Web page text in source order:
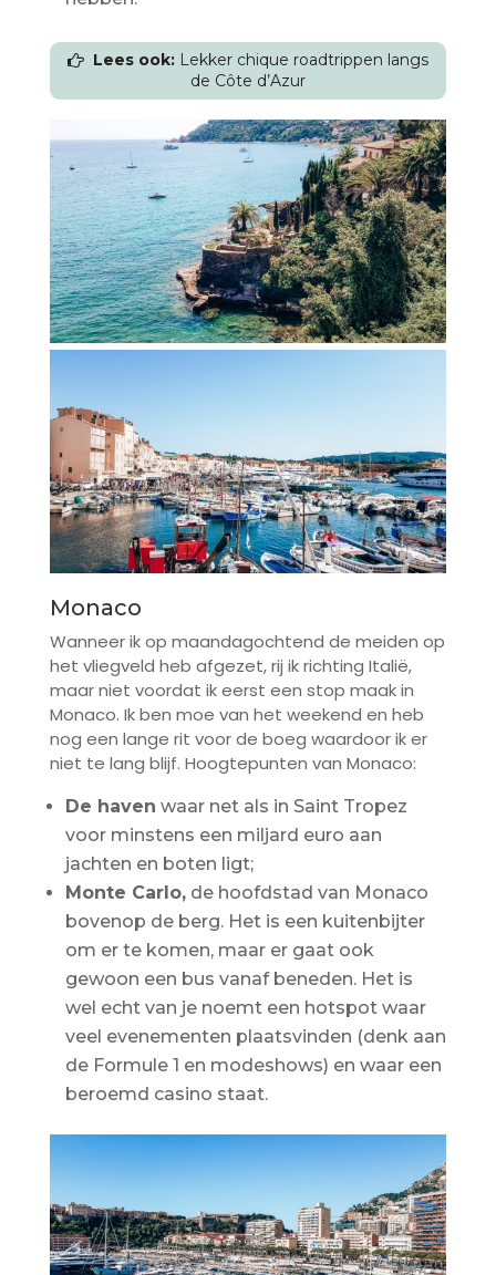
Lees ook: Lekker chique roadtrippen langs
de Côte d’Azur
Monaco
Wanneer ik op maandagochtend de meiden op
het vliegveld heb afgezet, rij ik richting Italië,
maar niet voordat ik eerst een stop maak in
Monaco. Ik ben moe van het weekend en heb
nog een lange rit voor de boeg waardoor ik er
niet te lang blijf. Hoogtepunten van Monaco:
De haven waar net als in Saint Tropez
voor minstens een miljard euro aan
jachten en boten ligt;
Monte Carlo,de hoofdstad van Monaco
bovenop de berg. Het is een kuitenbijter
om er te komen, maar er gaat ook
gewoon een bus vanaf beneden. Het is
wel echt van je noemt een hotspot waar
veel evenementen plaatsvinden (denk aan
de Formule 1 en modeshows) en waar een
beroemd casino staat.